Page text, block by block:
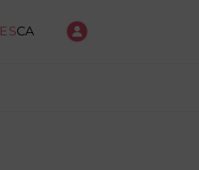
ESCA